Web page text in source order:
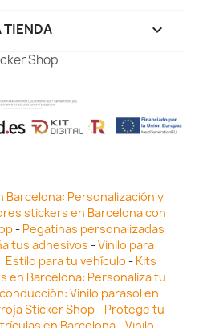
TIENDA keyboard_arrow_down
Shop
Barcelona: Personalización y
stickers en Barcelona con
- Pegatinas personalizadas
tus adhesivos -Vinilo para
Estilo para tu vehículo - Kits
en Barcelona: Personaliza tu
Vinilo parasol en
Sticker Shop- Protege tu